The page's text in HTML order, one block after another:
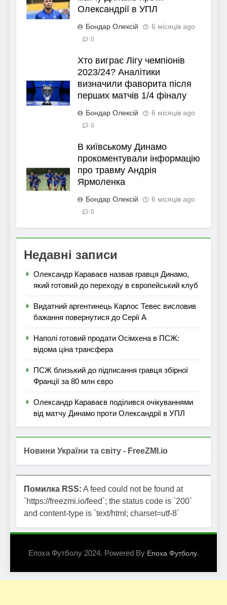
Олександрії в УПЛ
Бондар Олексій 6 місяців ago
0
Хто виграє Лігу чемпіонів
2023/24? Аналітики
визначили фаворита після
перших матчів 1/4 фіналу
Бондар Олексій 6 місяців ago
0
В київському Динамо
прокоментували інформацію
про травму Андрія
Ярмоленка
Бондар Олексій 6 місяців ago
0
Недавні записи
Олександр Караваєв назвав гравця Динамо,
який готовий до переходу в європейський клуб
Видатний аргентинець Карлос Тевес висловив
бажання повернутися до Серії А
Наполі готовий продати Осімхена в ПСЖ:
відома ціна трансфера
ПСЖ близький до підписання гравця збірної
Франції за 80 млн євро
Олександр Караваєв поділився очікуваннями
від матчу Динамо проти Олександрії в УПЛ
Новини України та світу - FreeZMI.io
Помилка RSS: A feed could not be found at
`https://freezmi.io/feed`; the status code is `200`
and content-type is `text/html; charset=utf-8`
Епоха Футболу 2024. Powered By Епоха Футболу.